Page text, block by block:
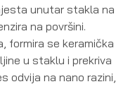
unutar stakla na
na površini.
formira se keramička
u staklu i prekriva
odvija na nano razini,